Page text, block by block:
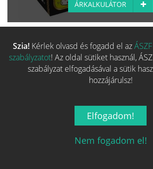
ÁRKALKULÁTOR
EGYEZÉS: 56%
7 Csoda: Építészek
Szia! Kérlek olvasd és fogadd el az
szabályzatot! Az oldal sütiket használ,
szabályzat elfogadásával a sütik
hozzájárulsz!
Elfogadom!
Nem fogadom el!